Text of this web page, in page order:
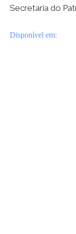
Secretaria do
Disponível em: